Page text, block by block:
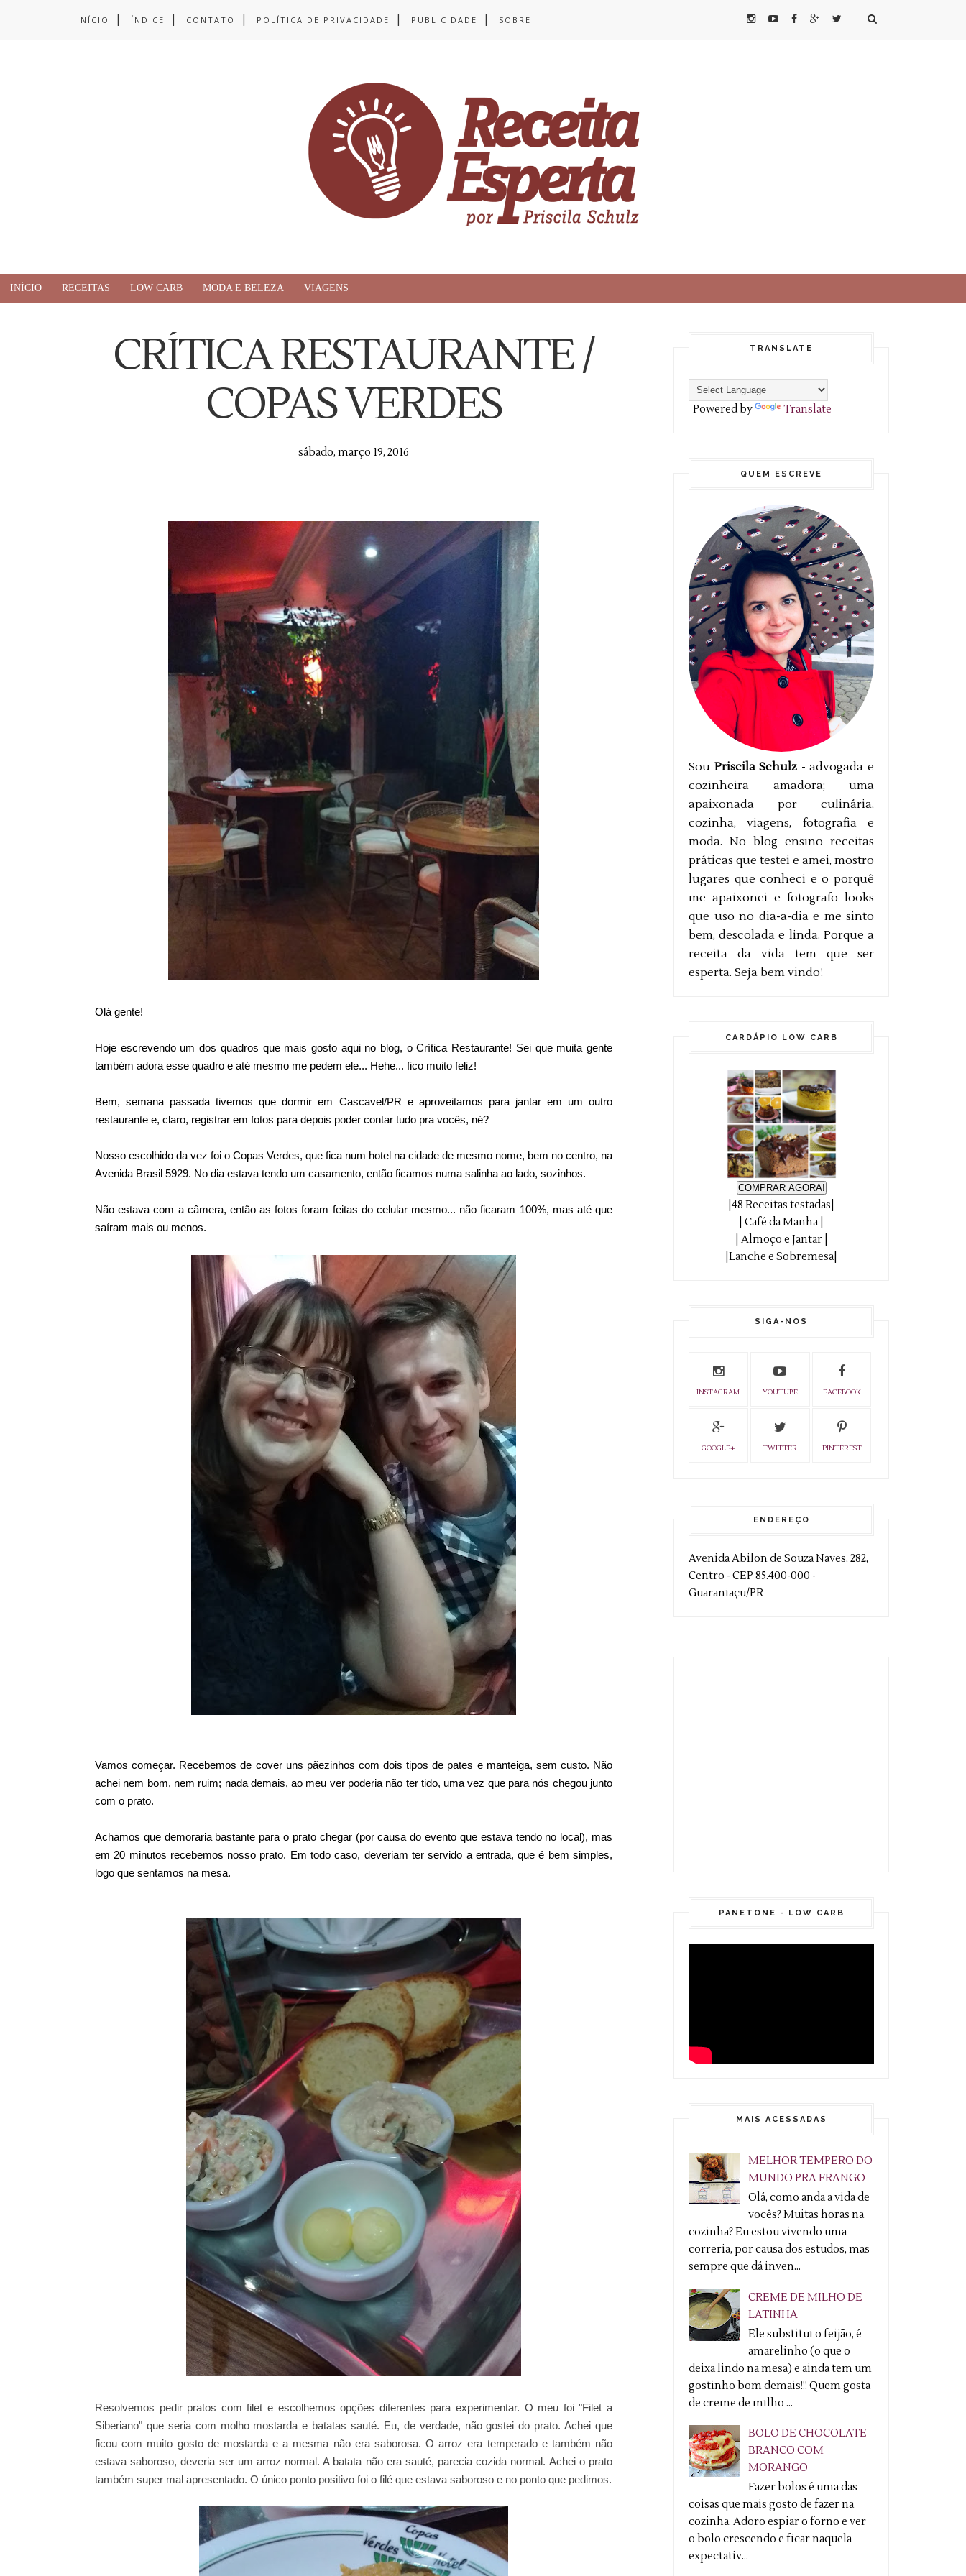
INÍCIO ÍNDICE CONTATO POLÍTICA DE PRIVACIDADE PUBLICIDADE SOBRE
INÍCIO RECEITAS LOW CARB MODA E BELEZA VIAGENS
CRÍTICA RESTAURANTE /
COPAS VERDES
sábado, março 19, 2016
Olá gente!
Hoje escrevendo um dos quadros que mais gosto aqui no blog, o Crítica Restaurante! Sei que muita gente
também adora esse quadro e até mesmo me pedem ele... Hehe... fico muito feliz!
Bem, semana passada tivemos que dormir em Cascavel/PR e aproveitamos para jantar em um outro
restaurante e, claro, registrar em fotos para depois poder contar tudo pra vocês, né?
Nosso escolhido da vez foi o Copas Verdes, que fica num hotel na cidade de mesmo nome, bem no centro, na
Avenida Brasil 5929. No dia estava tendo um casamento, então ficamos numa salinha ao lado, sozinhos.
Não estava com a câmera, então as fotos foram feitas do celular mesmo... não ficaram 100%, mas até que
saíram mais ou menos.
Vamos começar. Recebemos de cover uns pãezinhos com dois tipos de pates e manteiga, sem custo. Não
achei nem bom, nem ruim; nada demais, ao meu ver poderia não ter tido, uma vez que para nós chegou junto
com o prato.
Achamos que demoraria bastante para o prato chegar (por causa do evento que estava tendo no local), mas
em 20 minutos recebemos nosso prato. Em todo caso, deveriam ter servido a entrada, que é bem simples,
logo que sentamos na mesa.
Resolvemos pedir pratos com filet e escolhemos opções diferentes para experimentar. O meu foi "Filet a
Siberiano" que seria com molho mostarda e batatas sauté. Eu, de verdade, não gostei do prato. Achei que
ficou com muito gosto de mostarda e a mesma não era saborosa. O arroz era temperado e também não
estava saboroso, deveria ser um arroz normal. A batata não era sauté, parecia cozida normal. Achei o prato
também super mal apresentado. O único ponto positivo foi o filé que estava saboroso e no ponto que pedimos.
TRANSLATE
Powered by Translate
QUEM ESCREVE
Sou Priscila Schulz - advogada e
cozinheira amadora; uma
apaixonada por culinária,
cozinha, viagens, fotografia e
moda. No blog ensino receitas
práticas que testei e amei, mostro
lugares que conheci e o porquê
me apaixonei e fotografo looks
que uso no dia-a-dia e me sinto
bem, descolada e linda. Porque a
receita da vida tem que ser
esperta. Seja bem vindo!
CARDÁPIO LOW CARB
COMPRAR AGORA!
|48 Receitas testadas|
| Café da Manhã |
| Almoço e Jantar |
|Lanche e Sobremesa|
SIGA-NOS
INSTAGRAM YOUTUBE FACEBOOK
GOOGLE+ TWITTER PINTEREST
ENDEREÇO
Avenida Abilon de Souza Naves, 282,
Centro - CEP 85.400-000 -
Guaraniaçu/PR
PANETONE - LOW CARB
MAIS ACESSADAS
MELHOR TEMPERO DO
MUNDO PRA FRANGO
Olá, como anda a vida de
vocês? Muitas horas na
cozinha? Eu estou vivendo uma
correria, por causa dos estudos, mas
sempre que dá inven...
CREME DE MILHO DE
LATINHA
Ele substitui o feijão, é
amarelinho (o que o
deixa lindo na mesa) e ainda tem um
gostinho bom demais!!! Quem gosta
de creme de milho ...
BOLO DE CHOCOLATE
BRANCO COM
MORANGO
Fazer bolos é uma das
coisas que mais gosto de fazer na
cozinha. Adoro espiar o forno e ver
o bolo crescendo e ficar naquela
expectativ...